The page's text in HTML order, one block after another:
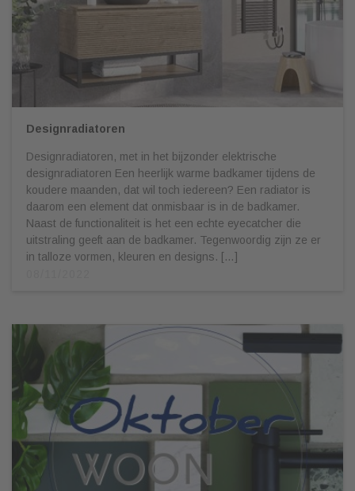
Designradiatoren
Designradiatoren, met in het bijzonder elektrische
designradiatoren Een heerlijk warme badkamer tijdens de
koudere maanden, dat wil toch iedereen? Een radiator is
daarom een element dat onmisbaar is in de badkamer.
Naast de functionaliteit is het een echte eyecatcher die
uitstraling geeft aan de badkamer. Tegenwoordig zijn ze er
in talloze vormen, kleuren en designs. […]